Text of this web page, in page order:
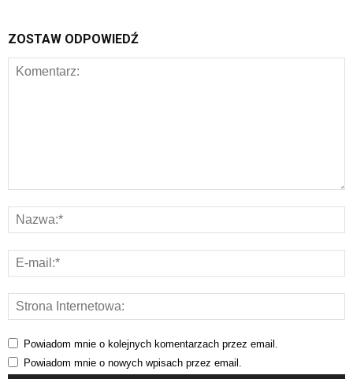
ZOSTAW ODPOWIEDŹ
Powiadom mnie o kolejnych komentarzach przez email.
Powiadom mnie o nowych wpisach przez email.